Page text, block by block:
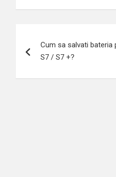
în
articole
Cum sa salvati bateria
S7 / S7 +?